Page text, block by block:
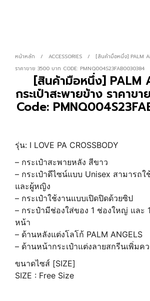
หน้าหลัก / ACCESSORIES /
[สินค้ามือหนึ่ง] PALM
ราคาขาย 3500 บาท CODE: PMNQ004S23FAB0030384
[สินค้ามือหนึ่ง] PALM
กระเป๋าสะพายข้าง ราคาข
Code:
รุ่น: I LOVE PA CROSSBODY
– กระเป๋าสะพายหลัง สีขาว
– กระเป๋าดีไซน์แบบ Unisex สามารถใ
และผู้หญิง
– กระเป๋าใช้งานแบบเปิดปิดด้วยซิป
– กระป๋ามีช่องใส่ของ 1 ช่องใหญ่ และ
หน้า
– ด้านหลังแต่งโลโก้ PALM ANGELS
– ด้านหน้ากระเป๋าแต่งลายสกรีนเพิ่มค
ขนาดไซส์ [SIZE]
SIZE : Free Size